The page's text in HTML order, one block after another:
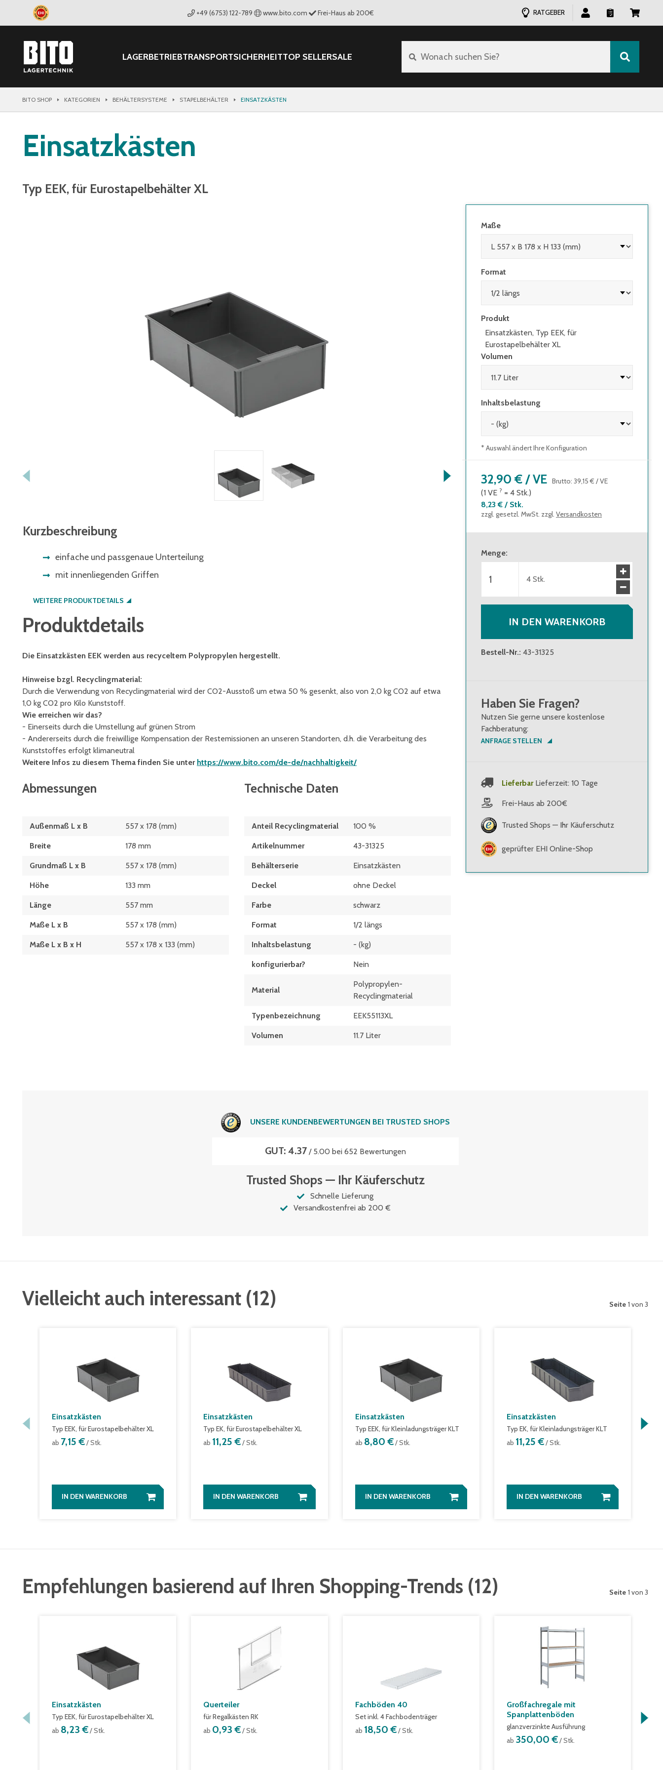
+49 (6753) 122-789 www.bito.com Frei-Haus ab 200€ RATGEBER
LAGERBETRIEBTRANSPORTSICHERHEITTOP SELLERSALE Wonach suchen Sie?
BITO SHOP KATEGORIEN BEHÄLTERSYSTEME STAPELBEHÄLTER EINSATZKÄSTEN
Einsatzkästen
Typ EEK, für Eurostapelbehälter XL
Kurzbeschreibung
einfache und passgenaue Unterteilung
mit innenliegenden Griffen
WEITERE PRODUKTDETAILS
Produktdetails
Die Einsatzkästen EEK werden aus recyceltem Polypropylen hergestellt.
Hinweise bzgl. Recyclingmaterial:
Durch die Verwendung von Recyclingmaterial wird der CO2-Ausstoß um etwa 50 % gesenkt, also von 2,0 kg CO2 auf etwa
1,0 kg CO2 pro Kilo Kunststoff.
Wie erreichen wir das?
- Einerseits durch die Umstellung auf grünen Strom
- Andererseits durch die freiwillige Kompensation der Restemissionen an unseren Standorten, d.h. die Verarbeitung des
Kunststoffes erfolgt klimaneutral
Weitere Infos zu diesem Thema finden Sie unter https://www.bito.com/de-de/nachhaltigkeit/
Abmessungen
Außenmaß L x B 557 x 178 (mm)
Breite 178 mm
Grundmaß L x B 557 x 178 (mm)
Höhe 133 mm
Länge 557 mm
Maße L x B 557 x 178 (mm)
Maße L x B x H 557 x 178 x 133 (mm)
Technische Daten
Anteil Recyclingmaterial 100 %
Artikelnummer 43-31325
Behälterserie Einsatzkästen
Deckel ohne Deckel
Farbe schwarz
Format 1/2 längs
Inhaltsbelastung - (kg)
konfigurierbar? Nein
Material
Polypropylen-
Recyclingmaterial
Typen­be­zeich­nung EEK55113XL
Volumen 11.7 Liter
Maße
Format
Produkt
Einsatzkästen, Typ EEK, für
Eurostapelbehälter XL
Volumen
Inhaltsbelastung
* Auswahl ändert Ihre Konfiguration
32,90 € /VE Brutto: 39,15 € /VE
(1 VE ? = 4 Stk.)
8,23 € / Stk.
zzgl. gesetzl. MwSt. zzgl. Versandkosten
Menge:
4 Stk.
IN DEN WARENKORB
Bestell-Nr.: 43-31325
Haben Sie Fragen?
Nutzen Sie gerne unsere kostenlose
Fachberatung:
ANFRAGE STELLEN
Lieferbar Lieferzeit: 10 Tage
Frei-Haus ab 200€
Trusted Shops — Ihr Käuferschutz
geprüfter EHI Online-Shop
UNSERE KUNDENBEWERTUNGEN BEI TRUSTED SHOPS
GUT: 4.37/ 5.00 bei 652 Bewertungen
Trusted Shops — Ihr Käuferschutz
Schnelle Lieferung
Versandkostenfrei ab 200 €
Vielleicht auch interessant (12) Seite 1 von 3
Einsatzkästen
Typ EEK, für Eurostapelbehälter XL
ab 7,15 €/ Stk.
IN DEN WARENKORB
Einsatzkästen
Typ EK, für Eurostapelbehälter XL
ab 11,25 €/ Stk.
IN DEN WARENKORB
Einsatzkästen
Typ EEK, für Kleinladungsträger KLT
ab 8,80 €/ Stk.
IN DEN WARENKORB
Einsatzkästen
Typ EK, für Kleinladungsträger KLT
ab 11,25 €/ Stk.
IN DEN WARENKORB
Empfehlungen basierend auf Ihren Shopping-Trends (12) Seite 1 von 3
Einsatzkästen
Typ EEK, für Eurostapelbehälter XL
ab 8,23 €/ Stk.
Querteiler
für Regalkästen RK
ab 0,93 €/ Stk.
Fachböden 40
Set inkl. 4 Fachbodenträger
ab 18,50 €/ Stk.
Großfachregale mit
Spanplattenböden
glanzverzinkte Ausführung
ab 350,00 €/ Stk.